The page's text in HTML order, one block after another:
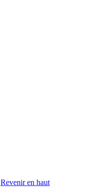
Revenir en haut